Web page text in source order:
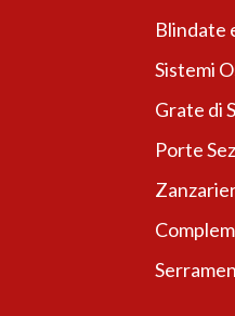
Blindate
Sistemi
Grate di
Porte